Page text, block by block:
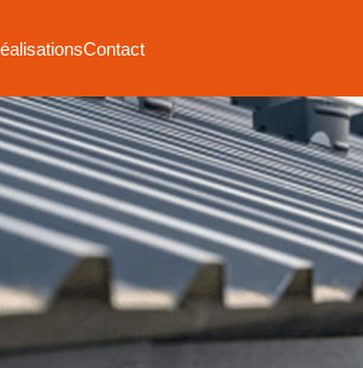
Contact